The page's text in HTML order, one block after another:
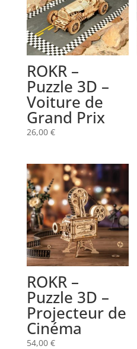
ROKR –
Puzzle 3D –
Voiture de
Grand Prix
26,00 €
ROKR –
Puzzle 3D –
Projecteur de
Cinéma
54,00 €